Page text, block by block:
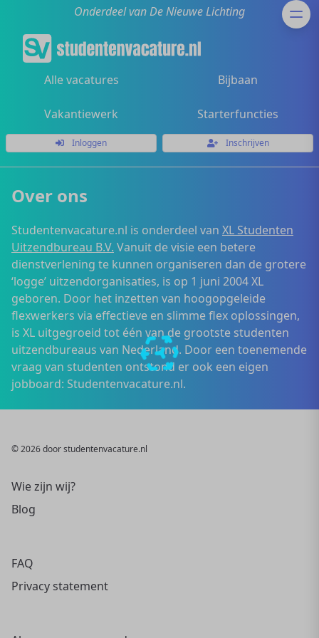
Onderdeel van De Nieuwe Lichting
Alle vacatures Bijbaan
Vakantiewerk Starterfuncties
Inloggen Inschrijven
Over ons
Studentenvacature.nl is onderdeel van XL Studenten
Uitzendbureau B.V. Vanuit de visie een betere
dienstverlening te kunnen organiseren dan de grotere
‘logge’ uitzendorganisaties, is op 1 juni 2004 XL
geboren. Door het inzetten van hoogopgeleide
flexwerkers via effectieve en slimme flex oplossingen,
is XL uitgegroeid tot één van de grootste studenten
uitzendbureaus van Nederland. Door een toenemende
vraag van studenten ontstond er ook een eigen
jobboard: Studentenvacature.nl.
© 2026 door studentenvacature.nl
Wie zijn wij?
Blog
FAQ
Privacy statement